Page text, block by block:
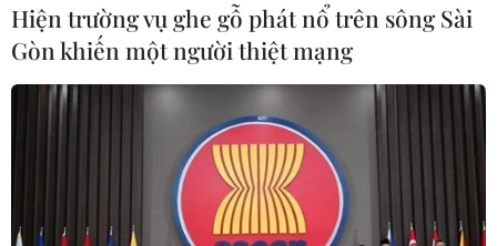
Hiện trường vụ ghe gỗ phát nổ trên sông Sài
Gòn khiến một người thiệt mạng